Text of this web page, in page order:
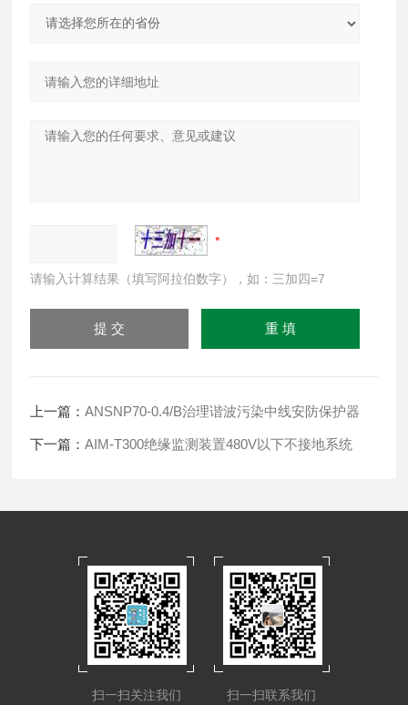
请输入计算结果（填写阿拉伯数字），如：三加四=7
上一篇：ANSNP70-0.4/B治理谐波污染中线安防保护器
下一篇：AIM-T300绝缘监测装置480V以下不接地系统
扫一扫关注我们 扫一扫联系我们